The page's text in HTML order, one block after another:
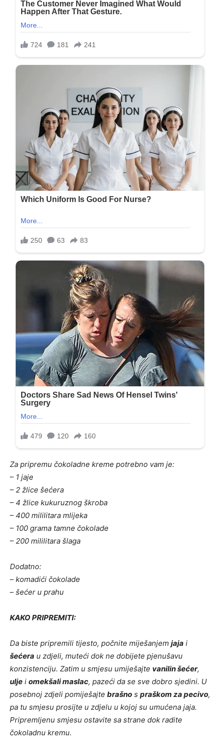
Za pripremu čokoladne kreme potrebno vam je:
– 1 jaje
– 2 žlice šećera
– 4 žlice kukuruznog škroba
– 400 mililitara mlijeka
– 100 grama tamne čokolade
– 200 mililitara šlaga
Dodatno:
– komadići čokolade
– šećer u prahu
KAKO PRIPREMITI:
Da biste pripremili tijesto, počnite miješanjem jaja i
šećera u zdjeli, muteći dok ne dobijete pjenušavu
konzistenciju. Zatim u smjesu umiješajte vanilin šećer,
ulje i omekšali maslac, pazeći da se sve dobro sjedini. U
posebnoj zdjeli pomiješajte brašno s praškom za pecivo,
pa tu smjesu prosijte u zdjelu u kojoj su umućena jaja.
Pripremljenu smjesu ostavite sa strane dok radite
čokoladnu kremu.